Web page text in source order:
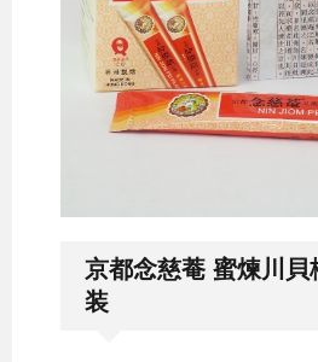
京都念慈菴 蜜煉川貝
装